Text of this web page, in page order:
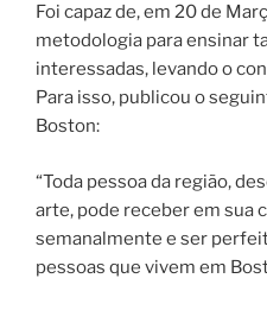
Foi capaz de, em 20 de
metodologia para ensinar
interessadas, levando o
Para isso, publicou o
Boston:
“Toda pessoa da região,
arte, pode receber em sua
semanalmente e ser
pessoas que vivem em